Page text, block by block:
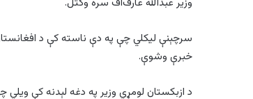
وزير عبدالله عارف‌اُف سره وکتل.
سرچېنې لیکلي چې په دې ناسته کې د افغانستان
خبرې وشوې.
د ازبکستان لومړي وزیر په دغه لېدنه کې